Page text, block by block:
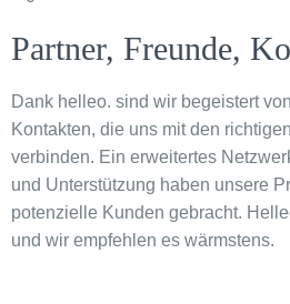
Partner, Freunde,
Dank helleo. sind wir begeistert
Kontakten, die uns mit den
verbinden. Ein erweitertes
und Unterstützung haben unsere
potenzielle Kunden gebracht.
und wir empfehlen es wärmstens.